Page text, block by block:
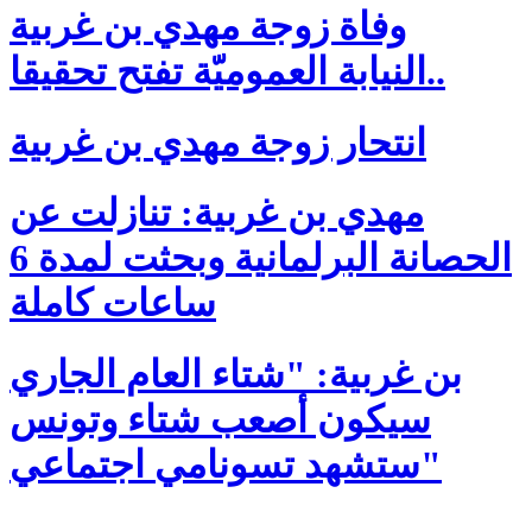
وفاة زوجة مهدي بن غربية
..النيابة العموميّة تفتح تحقيقا
انتحار زوجة مهدي بن غربية
مهدي بن غربية: تنازلت عن
الحصانة البرلمانية وبحثت لمدة 6
ساعات كاملة
بن غربية: "شتاء العام الجاري
سيكون أصعب شتاء وتونس
ستشهد تسونامي اجتماعي"